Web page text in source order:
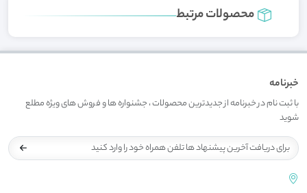
محصولات مرتبط
خبرنامه
با ثبت نام در خبرنامه از جدیدترین محصولات ، جشنواره ها و فروش های ویژه مطلع
شوید